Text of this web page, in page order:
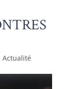
Actualité